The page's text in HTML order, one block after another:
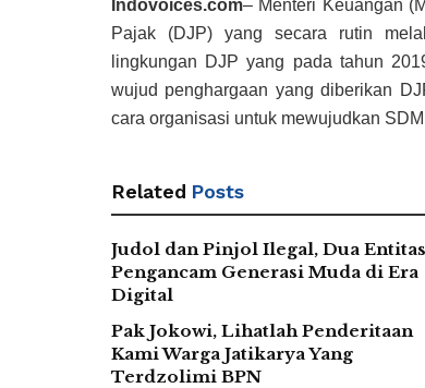
Indovoices.com– Menteri Keuangan
Pajak (DJP) yang secara rutin
lingkungan DJP yang pada tahun
wujud penghargaan yang diberikan
cara organisasi untuk mewujudkan
Related Posts
Judol dan Pinjol Ilegal, Dua Entitas
Pengancam Generasi Muda di Era
Digital
Pak Jokowi, Lihatlah Penderitaan
Kami Warga Jatikarya Yang
Terdzolimi BPN